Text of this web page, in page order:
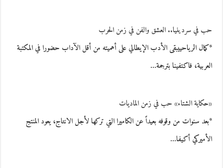
حب في سردينيا.. العشق والفن في زمن الحرب
*كمال الرياحييبقى الأدب الإيطالي على أهميته من أقل الآداب حضورا في المكتبة
العربية، فاكتفينا بترجمة…
«حكاية الشتاء» حب في زمن الماديات
*بعد سنوات من وقوفه بعيداً عن الكاميرا التي تركها لأجل الانتاج، يعود المنتج
الأميركي أكيفا…